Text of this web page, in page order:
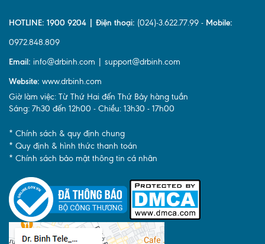
HOTLINE: 1900 9204 | Điện thoại: (024)-3.622.77.99 - Mobile:
0972.848.809
Email: info@drbinh.com | support@drbinh.com
Website: www.drbinh.com
Giờ làm việc: Từ Thứ Hai đến Thứ Bảy hàng tuần
Sáng: 7h30 đến 12h00 - Chiều: 13h30 - 17h00
* Chính sách & quy định chung
* Quy định & hình thức thanh toán
* Chính sách bảo mật thông tin cá nhân